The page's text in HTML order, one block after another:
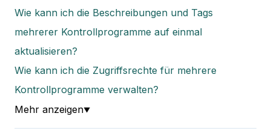
Wie kann ich die Beschreibungen und Tags
mehrerer Kontrollprogramme auf einmal
aktualisieren?
Wie kann ich die Zugriffsrechte für mehrere
Kontrollprogramme verwalten?
Mehr anzeigen▼